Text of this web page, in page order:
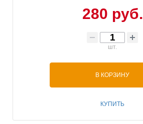
280 руб.
шт.
В КОРЗИНУ
КУПИТЬ